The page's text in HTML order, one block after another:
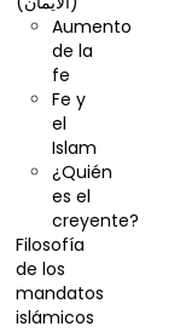
Aumento
de la
fe
Fe y
el
Islam
¿Quién
es el
creyente?
Filosofía
de los
mandatos
islámicos